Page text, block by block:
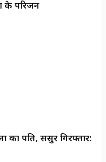
के परिजन
का पति, ससुर गिरफ्तार: